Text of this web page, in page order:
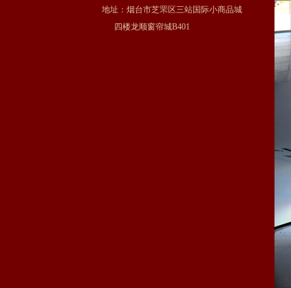
地址：烟台市芝罘区三站国际小商品城
四楼龙顺窗帘城B401